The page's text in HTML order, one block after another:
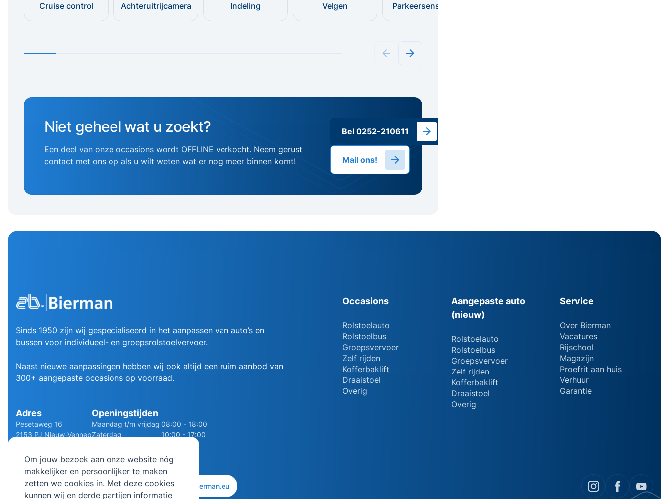
Om jouw bezoek aan onze website nóg
makkelijker en persoonlijker te maken
zetten we cookies in. Met deze cookies
kunnen wij en derde partijen informatie
Cruise control Achteruitrijcamera Indeling Velgen Parkeersensoren
Niet geheel wat u zoekt?
Een deel van onze occasions wordt OFFLINE verkocht. Neem gerust
contact met ons op als u wilt weten wat er nog meer binnen komt!
Bel 0252-210611
Mail ons!
Sinds 1950 zijn wij gespecialiseerd in het aanpassen van auto’s en
bussen voor individueel- en groepsrolstoelvervoer.
Naast nieuwe aanpassingen hebben wij ook altijd een ruim aanbod van
300+ aangepaste occasions op voorraad.
Adres
Pesetaweg 16
2153 PJ Nieuw-Vennep
Openingstijden
Maandag t/m vrijdag 08:00 - 18:00
Zaterdag
10:00 - 17:00
Occasions
Rolstoelauto
Rolstoelbus
Groepsvervoer
Zelf rijden
Kofferbaklift
Draaistoel
Overig
Aangepaste auto
(nieuw)
Rolstoelauto
Rolstoelbus
Groepsvervoer
Zelf rijden
Kofferbaklift
Draaistoel
Overig
Service
Over Bierman
Vacatures
Rijschool
Magazijn
Proefrit aan huis
Verhuur
Garantie
0252 - 210611 06 - 13141322 info@bierman.eu